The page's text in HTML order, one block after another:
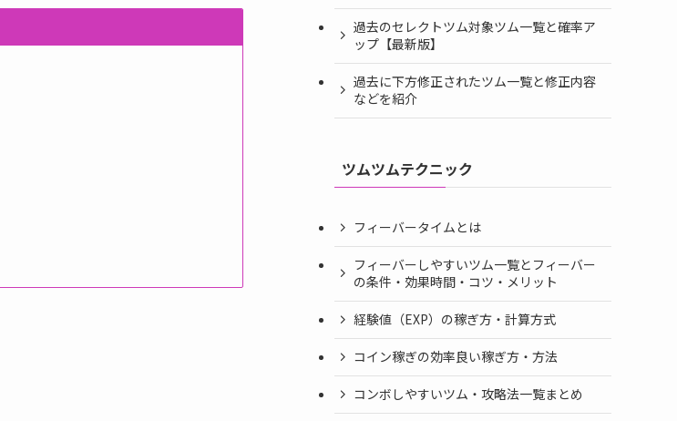
過去のセレクトツム対象ツム一覧と確率ア
ップ【最新版】
過去に下方修正されたツム一覧と修正内容
などを紹介
ツムツムテクニック
フィーバータイムとは
フィーバーしやすいツム一覧とフィーバー
の条件・効果時間・コツ・メリット
経験値（EXP）の稼ぎ方・計算方式
コイン稼ぎの効率良い稼ぎ方・方法
コンボしやすいツム・攻略法一覧まとめ